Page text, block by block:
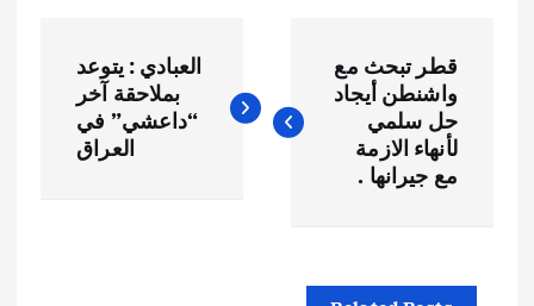
ص
قطر تبحث مع
واشنطن أيجاد
حل سلمي
لأنهاء الازمة
مع جيرانها .
العبادي : يتوعد
بملاحقة آخر
“داعشي” في
العراق